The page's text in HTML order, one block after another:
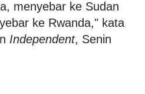
menyebar ke Sudan
ke Rwanda," kata
Independent, Senin